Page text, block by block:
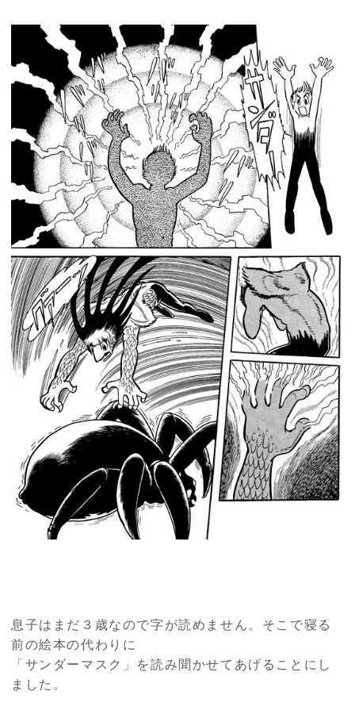
息子はまだ３歳なので字が読めません。そこで寝る
前の絵本の代わりに
「サンダーマスク」を読み聞かせてあげることにし
ました。